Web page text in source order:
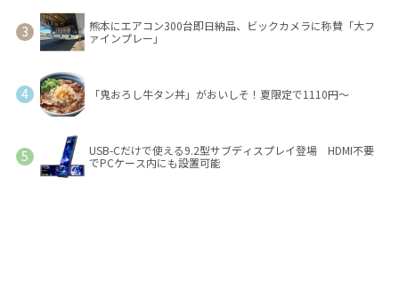
熊本にエアコン300台即日納品、ビックカメラに称賛「大フ
ァインプレー」
「鬼おろし牛タン丼」がおいしそ！夏限定で1110円～
USB-Cだけで使える9.2型サブディスプレイ登場 HDMI不要
でPCケース内にも設置可能